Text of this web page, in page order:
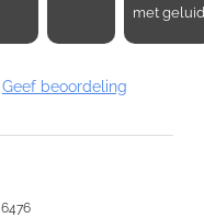
met geluid
Geef beoordeling